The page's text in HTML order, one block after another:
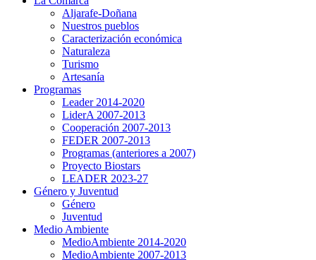
Aljarafe-Doñana
Nuestros pueblos
Caracterización económica
Naturaleza
Turismo
Artesanía
Programas
Leader 2014-2020
LiderA 2007-2013
Cooperación 2007-2013
FEDER 2007-2013
Programas (anteriores a 2007)
Proyecto Biostars
LEADER 2023-27
Género y Juventud
Género
Juventud
Medio Ambiente
MedioAmbiente 2014-2020
MedioAmbiente 2007-2013